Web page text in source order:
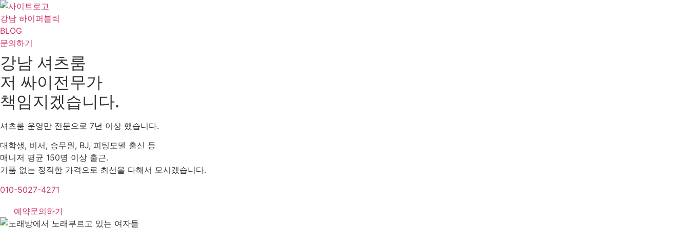
콘
텐
츠
로
건
너
뛰
강남 하이퍼블릭
BLOG
문의하기
강남 셔츠룸
저 싸이전무가
책임지겠습니다.
셔츠룸 운영만 전문으로 7년 이상 했습니다.
대학생, 비서, 승무원, BJ, 피팅모델 출신 등
매니저 평균 150명 이상 출근.
거품 없는 정직한 가격으로 최선을 다해서 모시겠습니다.
010-5027-4271
예약문의하기